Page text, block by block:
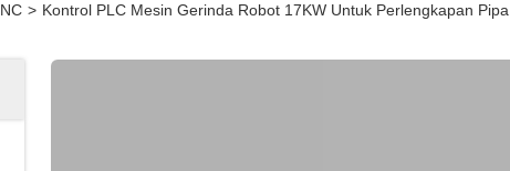
> Kontrol PLC Mesin Gerinda Robot 17KW Untuk Perlengkapan Pipa